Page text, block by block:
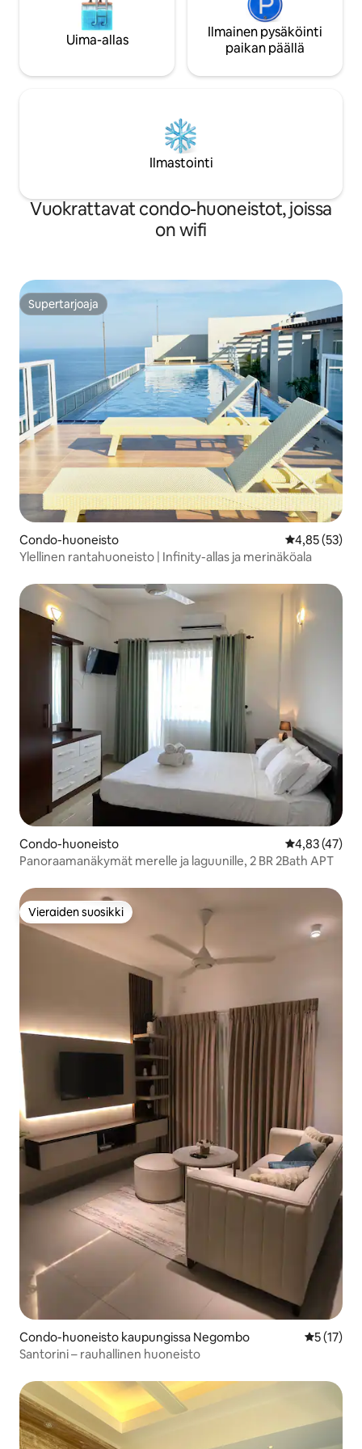
Uima-allas
Ilmainen pysäköinti
paikan päällä
Ilmastointi
Vuokrattavat condo-huoneistot, joissa
on wifi
Supertarjoaja
Supertarjoaja
Condo-huoneisto
4,85 (53)
Ylellinen rantahuoneisto | Infinity-allas ja merinäköala
Condo-huoneisto
4,83 (47)
Panoraamanäkymät merelle ja laguunille, 2 BR 2Bath APT
Vieraiden suosikki
Vieraiden suosikki
Condo-huoneisto kaupungissa Negombo
5 (17)
Santorini – rauhallinen huoneisto